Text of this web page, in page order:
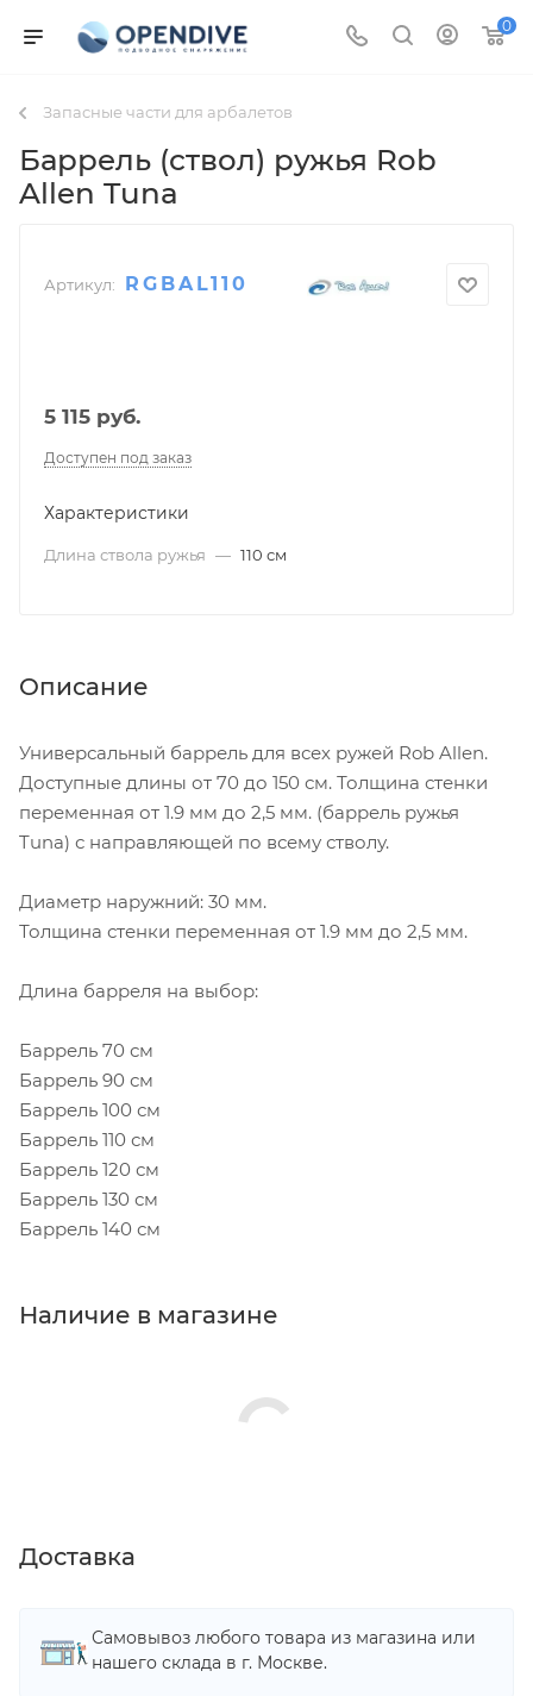
0
Запасные части для арбалетов
Баррель (ствол) ружья Rob
Allen Tuna
Артикул: RGBAL110
5 115 руб.
Доступен под заказ
Характеристики
Длина ствола ружья — 110 см
Описание
Универсальный баррель для всех ружей Rob Allen.
Доступные длины от 70 до 150 см. Толщина стенки
переменная от 1.9 мм до 2,5 мм. (баррель ружья
Tuna) с направляющей по всему стволу.
Диаметр наружний: 30 мм.
Толщина стенки переменная от 1.9 мм до 2,5 мм.
Длина барреля на выбор:
Баррель 70 см
Баррель 90 см
Баррель 100 см
Баррель 110 см
Баррель 120 см
Баррель 130 см
Баррель 140 см
Наличие в магазине
Доставка
Самовывоз любого товара из магазина или
нашего склада в г. Москве.